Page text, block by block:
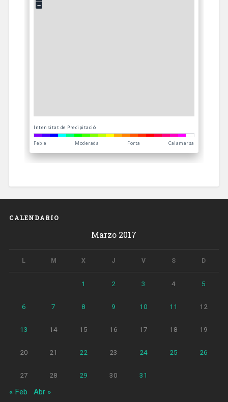
CALENDARIO
Marzo 2017
L M X J V S D
1 2 3 4 5
6 7 8 9 10 11 12
13 14 15 16 17 18 19
20 21 22 23 24 25 26
27 28 29 30 31
« Feb Abr »